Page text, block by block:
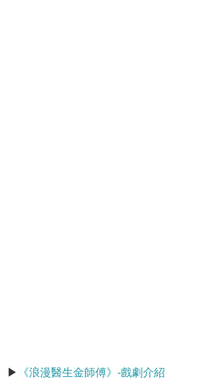
▶
《浪漫醫生金師傅》-戲劇介紹